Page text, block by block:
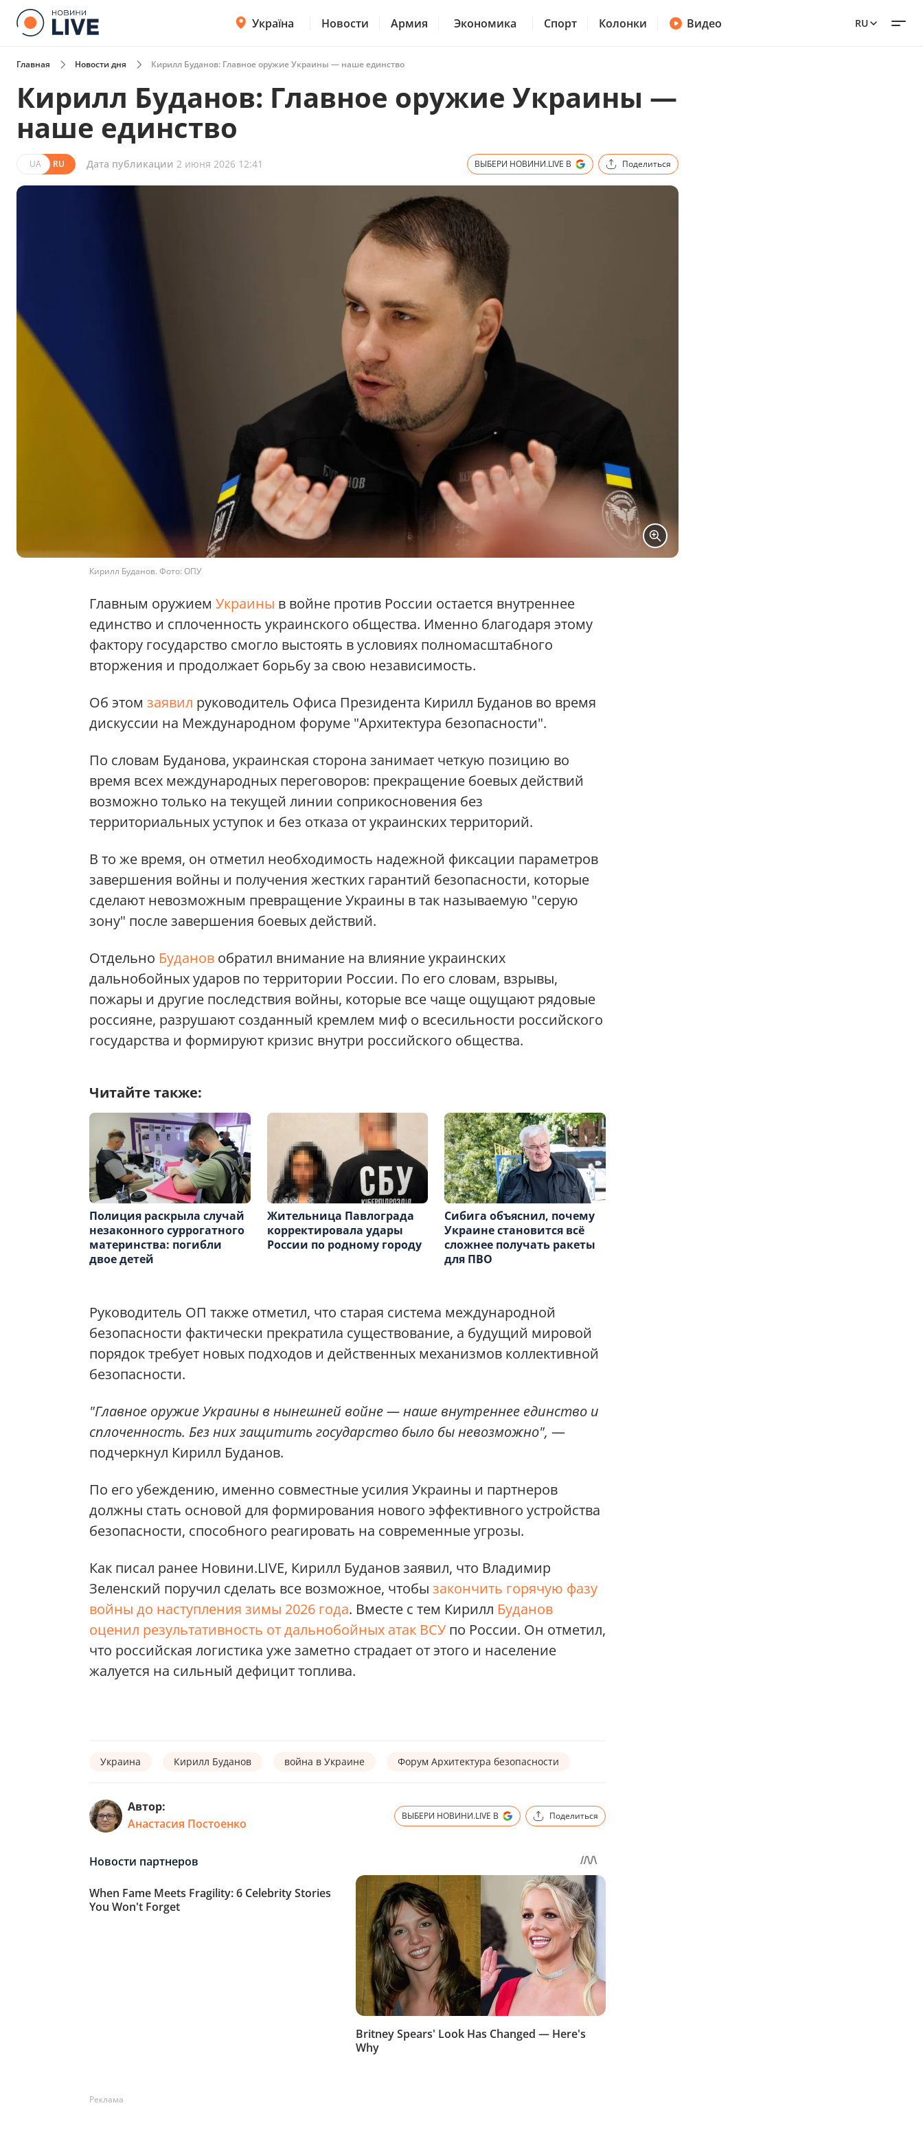
Україна Новости Армия Экономика Спорт Колонки Видео RU
Главная Новости дня Кирилл Буданов: Главное оружие Украины — наше единство
Кирилл Буданов: Главное оружие Украины —
наше единство
UA RU Дата публикации 2 июня 2026 12:41 ВЫБЕРИ НОВИНИ.LIVE В Поделиться
Кирилл Буданов. Фото: ОПУ
Главным оружием Украины в войне против России остается внутреннее
единство и сплоченность украинского общества. Именно благодаря этому
фактору государство смогло выстоять в условиях полномасштабного
вторжения и продолжает борьбу за свою независимость.
Об этом заявил руководитель Офиса Президента Кирилл Буданов во время
дискуссии на Международном форуме "Архитектура безопасности".
По словам Буданова, украинская сторона занимает четкую позицию во
время всех международных переговоров: прекращение боевых действий
возможно только на текущей линии соприкосновения без
территориальных уступок и без отказа от украинских территорий.
В то же время, он отметил необходимость надежной фиксации параметров
завершения войны и получения жестких гарантий безопасности, которые
сделают невозможным превращение Украины в так называемую "серую
зону" после завершения боевых действий.
Отдельно Буданов обратил внимание на влияние украинских
дальнобойных ударов по территории России. По его словам, взрывы,
пожары и другие последствия войны, которые все чаще ощущают рядовые
россияне, разрушают созданный кремлем миф о всесильности российского
государства и формируют кризис внутри российского общества.
Читайте также:
Полиция раскрыла случай
незаконного суррогатного
материнства: погибли
двое детей
Жительница Павлограда
корректировала удары
России по родному городу
Сибига объяснил, почему
Украине становится всё
сложнее получать ракеты
для ПВО
Руководитель ОП также отметил, что старая система международной
безопасности фактически прекратила существование, а будущий мировой
порядок требует новых подходов и действенных механизмов коллективной
безопасности.
"Главное оружие Украины в нынешней войне — наше внутреннее единство и
сплоченность. Без них защитить государство было бы невозможно", —
подчеркнул Кирилл Буданов.
По его убеждению, именно совместные усилия Украины и партнеров
должны стать основой для формирования нового эффективного устройства
безопасности, способного реагировать на современные угрозы.
Как писал ранее Новини.LIVE, Кирилл Буданов заявил, что Владимир
Зеленский поручил сделать все возможное, чтобы закончить горячую фазу
войны до наступления зимы 2026 года. Вместе с тем Кирилл Буданов
оценил результативность от дальнобойных атак ВСУпо России. Он отметил,
что российская логистика уже заметно страдает от этого и население
жалуется на сильный дефицит топлива.
Украина Кирилл Буданов война в Украине Форум Архитектура безопасности
Автор:
Анастасия Постоенко
ВЫБЕРИ НОВИНИ.LIVE В Поделиться
Реклама